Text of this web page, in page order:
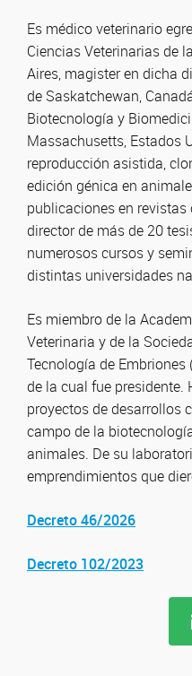
Es médico veterinario
Ciencias Veterinarias de
Aires, magister en dicha
de Saskatchewan,
Biotecnología y
Massachusetts, Estados
reproducción asistida,
edición génica en
publicaciones en
director de más de 20
numerosos cursos y
distintas universidades
Es miembro de la
Veterinaria y de la
Tecnología de Embriones
de la cual fue presidente.
proyectos de desarrollos
campo de la
animales. De su
emprendimientos que
Decreto 46/2026
Decreto 102/2023